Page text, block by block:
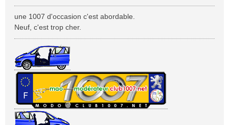
e
s
une 1007 d'occasion c'est abordable.
Neuf, c'est trop cher.